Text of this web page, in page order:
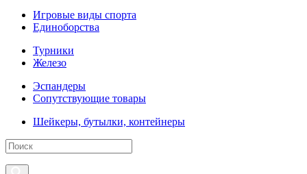
Игровые виды спорта
Единоборства
Турники
Железо
Эспандеры
Сопутствующие товары
Шейкеры, бутылки, контейнеры